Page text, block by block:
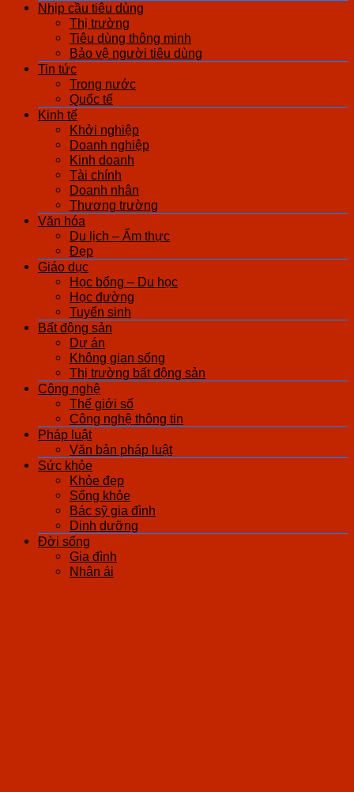
Nhịp cầu tiêu dùng
Thị trường
Tiêu dùng thông minh
Bảo vệ người tiêu dùng
Tin tức
Trong nước
Quốc tế
Kinh tế
Khởi nghiệp
Doanh nghiệp
Kinh doanh
Tài chính
Doanh nhân
Thương trường
Văn hóa
Du lịch – Ẩm thực
Đẹp
Giáo dục
Học bổng – Du học
Học đường
Tuyển sinh
Bất động sản
Dự án
Không gian sống
Thị trường bất động sản
Công nghệ
Thế giới số
Công nghệ thông tin
Pháp luật
Văn bản pháp luật
Sức khỏe
Khỏe đẹp
Sống khỏe
Bác sỹ gia đình
Dinh dưỡng
Đời sống
Gia đình
Nhân ái